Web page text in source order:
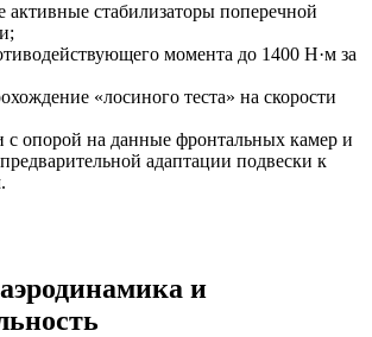
активные стабилизаторы поперечной
момента до 1400 Н·м за
«лосиного теста» на скорости
с опорой на данные фронтальных камер и
адаптации подвески к
и